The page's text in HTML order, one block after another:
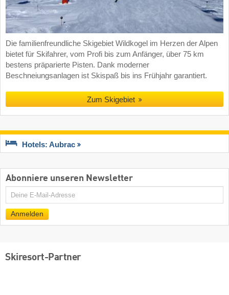
Die familienfreundliche Skigebiet Wildkogel im Herzen der Alpen
bietet für Skifahrer, vom Profi bis zum Anfänger, über 75 km
bestens präparierte Pisten. Dank moderner
Beschneiungsanlagen ist Skispaß bis ins Frühjahr garantiert.
Zum Skigebiet
Hotels: Aubrac
Abonniere unseren Newsletter
E-
Mail
Anmelden
Skiresort-Partner